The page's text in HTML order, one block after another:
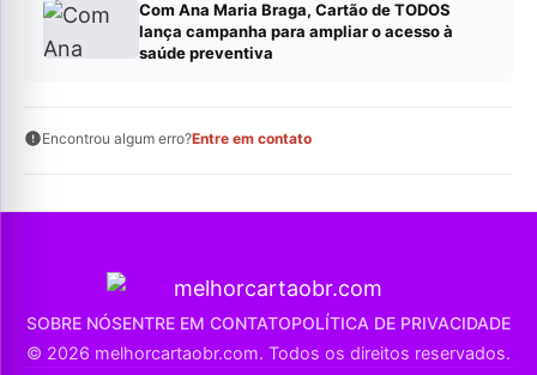
Com Ana Maria Braga, Cartão de TODOS
lança campanha para ampliar o acesso à
saúde preventiva
Encontrou algum erro?Entre em contato
SOBRE NÓSENTRE EM CONTATOPOLÍTICA DE PRIVACIDADE
© 2026 melhorcartaobr.com. Todos os direitos reservados.